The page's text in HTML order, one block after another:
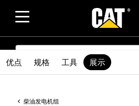
SEARCH
柴油发电机组
优点 规格 工具 展示